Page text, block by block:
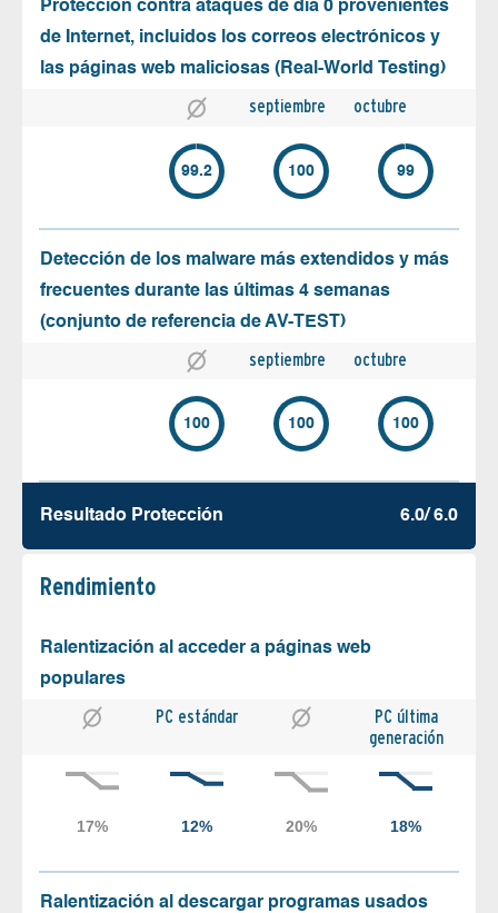
Protección contra ataques de día 0 provenientes
de Internet, incluidos los correos electrónicos y
las páginas web maliciosas (Real-World Testing)
septiembre octubre
99.2 100 99
Detección de los malware más extendidos y más
frecuentes durante las últimas 4 semanas
(conjunto de referencia de AV-TEST)
septiembre octubre
100 100 100
Resultado Protección 6.0/ 6.0
Rendimiento
Ralentización al acceder a páginas web
populares
PC estándar
PC última
generación
Ralentización al descargar programas usados